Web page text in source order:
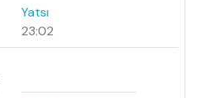
Yatsı
23:02